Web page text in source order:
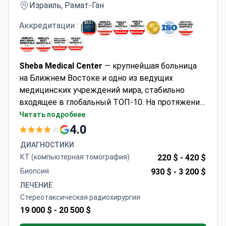
Израиль, Рамат-Ган
Аккредитации :
Sheba Medical Center — крупнейшая больница
на Ближнем Востоке и одно из ведущих
медицинских учреждений мира, стабильно
входящее в глобальный ТОП-10. На протяжении
восьми лет подряд, по версии
Statista, она входит в число лучших больниц мира
предоставляет комплексную многопрофильную
помощь во всех основных направлениях,
включая онкологию, гематологию, кардиологию,
неврологию и сложную хирургию, принимая
более 2 миллионов пациентов ежегодно,
включая международные случаи. Более 200
врачей клиники входят в список лучших
Читать подробнее
4.0
ДИАГНОСТИКИ
КТ (компьютерная томография)
220 $ - 420 $
Биопсия 930 $ - 3 200 $
ЛЕЧЕНИЕ
Стереотаксическая радиохирургия
19 000 $ - 20 500 $